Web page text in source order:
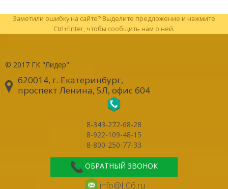
Заметили ошибку на сайте? Выделите предложение и нажмите
Ctrl+Enter, чтобы сообщить нам о ней.
© 2017 ГК "Лидер"
620014, г. Екатеринбург,
проспект Ленина, 5Л, офис 604
8-343-272-68-28
8-922-109-48-15
8-800-250-77-33
ОБРАТНЫЙ ЗВОНОК
info@L06.ru